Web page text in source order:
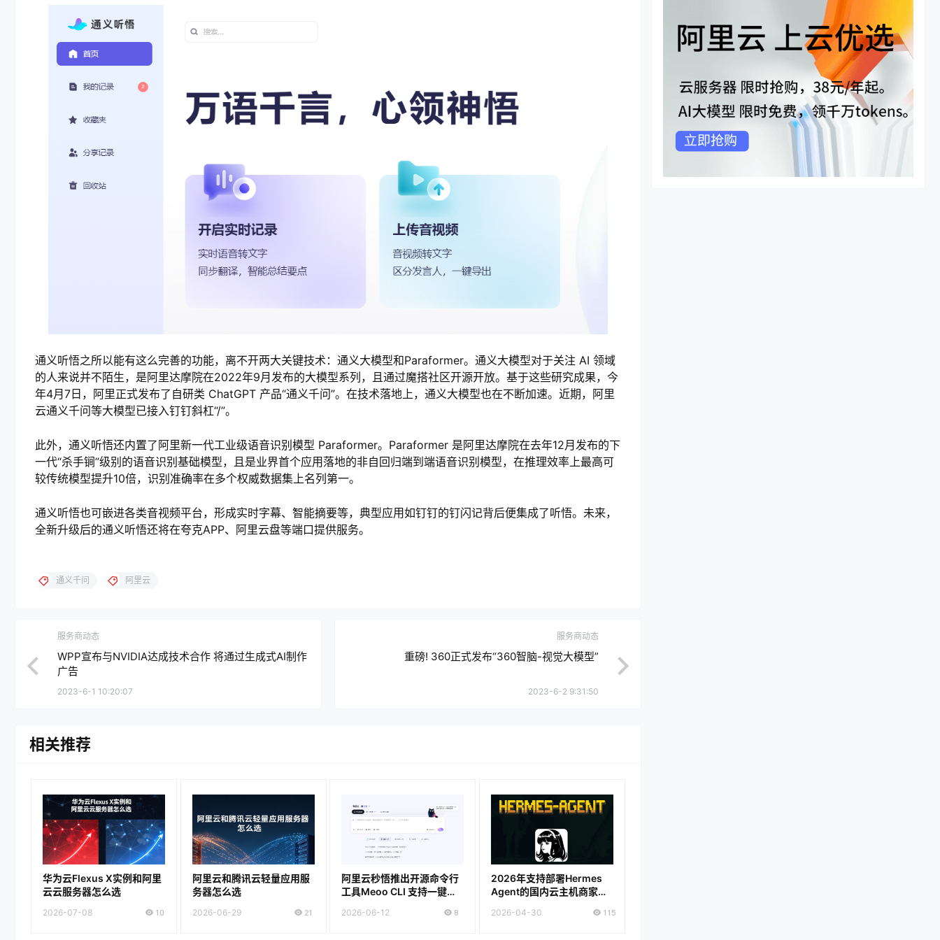
通义听悟之所以能有这么完善的功能，离不开两大关键技术：通义大模型和Paraformer。通义大模型对于关注 AI 领域
的人来说并不陌生，是阿里达摩院在2022年9月发布的大模型系列，且通过魔搭社区开源开放。基于这些研究成果，今
年4月7日，阿里正式发布了自研类 ChatGPT 产品“通义千问”。在技术落地上，通义大模型也在不断加速。近期，阿里
云通义千问等大模型已接入钉钉斜杠“/”。
此外，通义听悟还内置了阿里新一代工业级语音识别模型 Paraformer。Paraformer 是阿里达摩院在去年12月发布的下
一代“杀手锏”级别的语音识别基础模型，且是业界首个应用落地的非自回归端到端语音识别模型，在推理效率上最高可
较传统模型提升10倍，识别准确率在多个权威数据集上名列第一。
通义听悟也可嵌进各类音视频平台，形成实时字幕、智能摘要等，典型应用如钉钉的钉闪记背后便集成了听悟。未来，
全新升级后的通义听悟还将在夸克APP、阿里云盘等端口提供服务。
通义千问 阿里云
服务商动态
WPP宣布与NVIDIA达成技术合作 将通过生成式AI制作
广告
2023-6-1 10:20:07
服务商动态
重磅! 360正式发布“360智脑-视觉大模型”
2023-6-2 9:31:50
相关推荐
华为云Flexus X实例和阿里
云云服务器怎么选
2026-07-08 10
阿里云和腾讯云轻量应用服
务器怎么选
2026-06-29 21
阿里云秒悟推出开源命令行
工具Meoo CLI 支持一键部
2026-06-12 8
2026年支持部署Hermes
Agent的国内云主机商家推
2026-04-30 115